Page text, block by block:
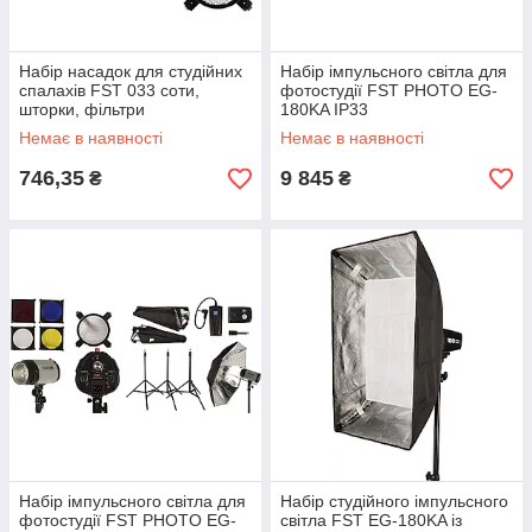
Набір насадок для студійних
спалахів FST 033 соти,
шторки, фільтри
Немає в наявності
746,35 ₴
Набір імпульсного світла для
фотостудії FST PHOTO EG-
180KA IP33
Немає в наявності
9 845 ₴
Набір імпульсного світла для
фотостудії FST PHOTO EG-
Набір студійного імпульсного
світла FST EG-180KA із